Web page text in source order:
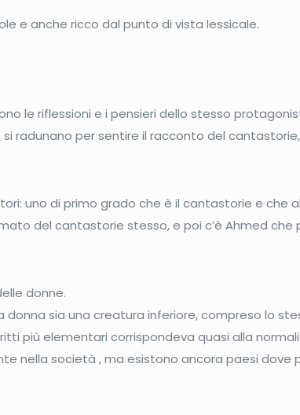
e anche ricco dal punto di vista lessicale.
le riflessioni e i pensieri dello stesso
radunano per sentire il racconto del
uno di primo grado che è il cantastorie e che
del cantastorie stesso, e poi c’è Ahmed
donne.
sia una creatura inferiore, compreso lo
più elementari corrispondeva quasi alla
nella società , ma esistono ancora paesi dove